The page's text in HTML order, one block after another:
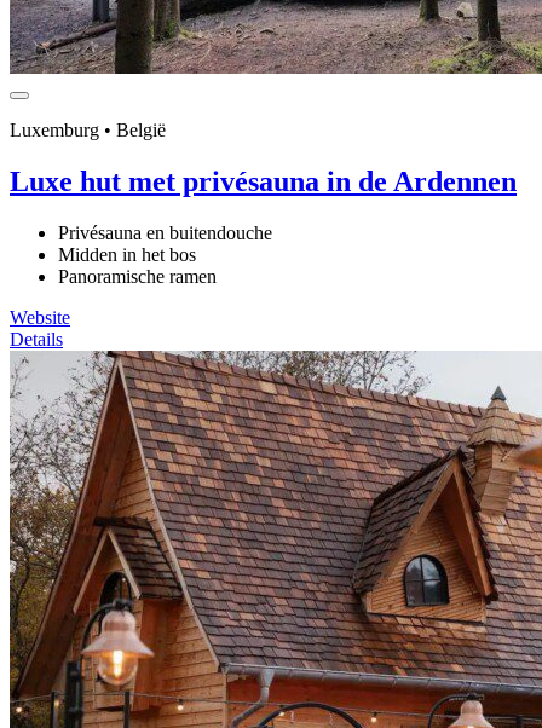
Luxemburg • België
Luxe hut met privésauna in de Ardennen
Privésauna en buitendouche
Midden in het bos
Panoramische ramen
Website
Details